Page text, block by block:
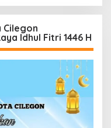
Cilegon
Idhul Fitri 1446 H